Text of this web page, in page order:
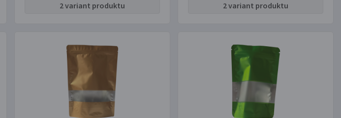
2 variant produktu 2 variant produktu